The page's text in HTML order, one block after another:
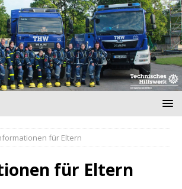
für Eltern
für Eltern